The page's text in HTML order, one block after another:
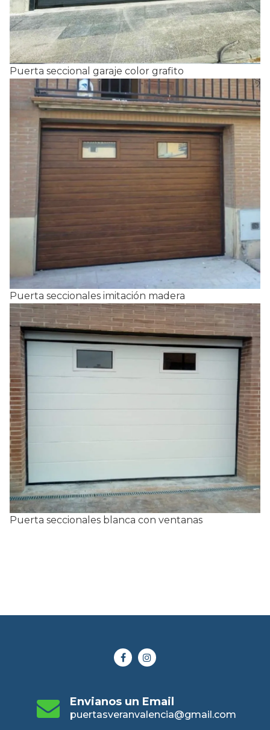
Puerta seccional garaje color grafito
Puerta seccionales imitación madera
Puerta seccionales blanca con ventanas
Envianos un Email
puertasveranvalencia@gmail.com